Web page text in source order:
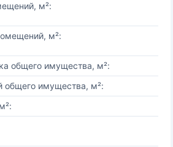
м²:
м²:
общего имущества, м²:
имущества, м²: